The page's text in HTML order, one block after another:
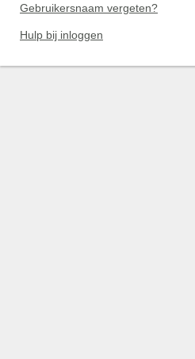
Gebruikersnaam vergeten?
Hulp bij inloggen